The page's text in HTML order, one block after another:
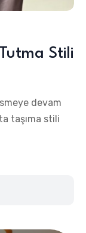
Stili
devam
taşıma stili